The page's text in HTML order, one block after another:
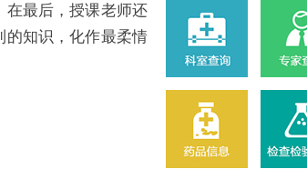
在最后，授课老师还
的知识，化作最柔情